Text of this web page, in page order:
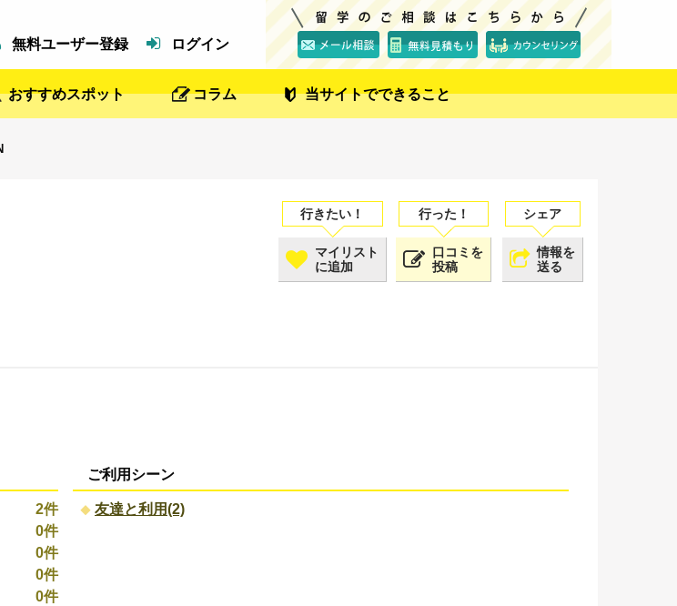
無料ユーザー登録 ログイン
おすすめスポット コラム 当サイトでできること
マイリスト
に追加
口コミを
投稿
情報を
送る
2件
0件
0件
0件
0件
ご利用シーン
友達と利用(2)